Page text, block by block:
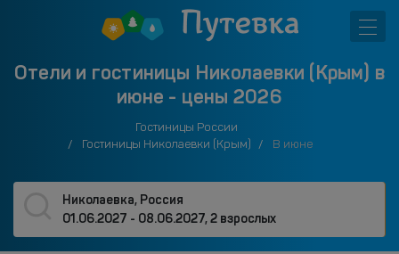
Отели и гостиницы Николаевки (Крым) в
июне - цены 2026
Гостиницы России
Гостиницы Николаевки (Крым)
В июне
Николаевка, Россия
01.06.2027 - 08.06.2027,2 взрослых